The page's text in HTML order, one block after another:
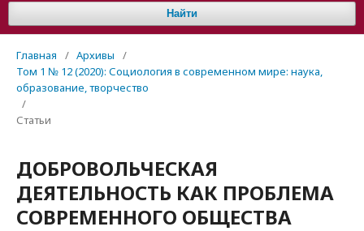
Найти
Главная / Архивы
/
Том 1 № 12 (2020): Социология в современном мире: наука,
образование, творчество
/
Статьи
ДОБРОВОЛЬЧЕСКАЯ
ДЕЯТЕЛЬНОСТЬ КАК ПРОБЛЕМА
СОВРЕМЕННОГО ОБЩЕСТВА